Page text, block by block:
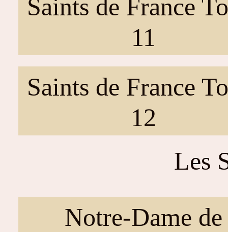
Saints de France
11
Saints de France
12
Les
Notre-Dame de